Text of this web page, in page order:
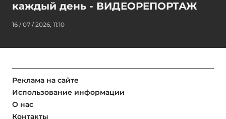
каждый день - ВИДЕОРЕПОРТАЖ
16 / 07 / 2026, 11:10
Реклама на сайте
Использование информации
О нас
Контакты